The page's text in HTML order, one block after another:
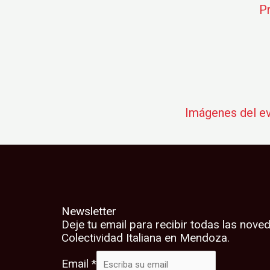
Imágenes del
Newsletter
Deje tu email para recibir todas las
Colectividad Italiana en Mendoza.
Email *